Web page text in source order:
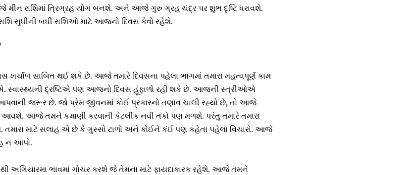
મીન રાશિમાં ત્રિગ્રહ યોગ બનશે. અને આજે ગુરુ ગ્રહ ચંદ્ર પર શુભ દૃષ્ટિ ધરાવશે.
સુધીની બધી રાશિઓ માટે આજનો દિવસ કેવો રહેશે.
ખર્ચાળ સાબિત થઈ શકે છે. આજે તમારે દિવસના પહેલા ભાગમાં તમારા મહત્વપૂર્ણ કામ
સ્વાસ્થ્યની દ્રષ્ટિએ પણ આજનો દિવસ હૂંફાળો રહી શકે છે. આજની સ્ત્રીઓએ
જરૂર છે. જો પ્રેમ જીવનમાં કોઈ પ્રકારનો તણાવ ચાલી રહ્યો છે, તો આજે
આવશે. આજે તમને કમાણી કરવાની કેટલીક નવી તકો પણ મળશે. પરંતુ તમારે તમારા
તમારા માટે સલાહ એ છે કે ગુસ્સો ટાળો અને કોઈને કંઈ પણ કહેતા પહેલા વિચારો. આજે
ન આપો.
અગિયારમા ભાવમાં ગોચર કરશે જે તેમના માટે ફાયદાકારક રહેશે. આજે તમને